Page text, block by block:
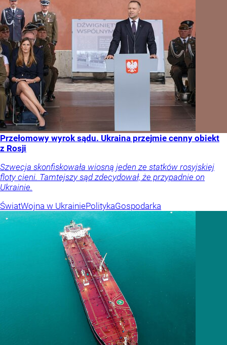
Przełomowy wyrok sądu. Ukraina przejmie cenny obiekt
z Rosji
Szwecja skonfiskowała wiosną jeden ze statków rosyjskiej
floty cieni. Tamtejszy sąd zdecydował, że przypadnie on
Ukrainie.
ŚwiatWojna w UkrainiePolitykaGospodarka